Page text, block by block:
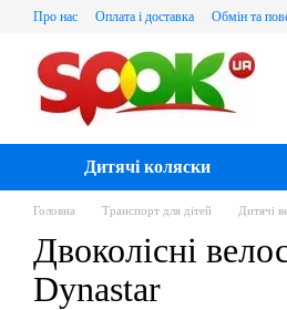
Перейти до основного контенту
Про нас Оплата і доставка Обмін та
Дитячі коляски
Головна Транспорт для дітей Дитячі
Двоколісні
Dynastar